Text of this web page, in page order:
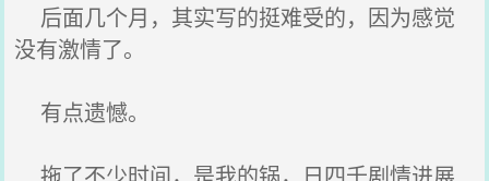
后面几个月，其实写的挺难受的，因为感觉
没有激情了。
有点遗憾。